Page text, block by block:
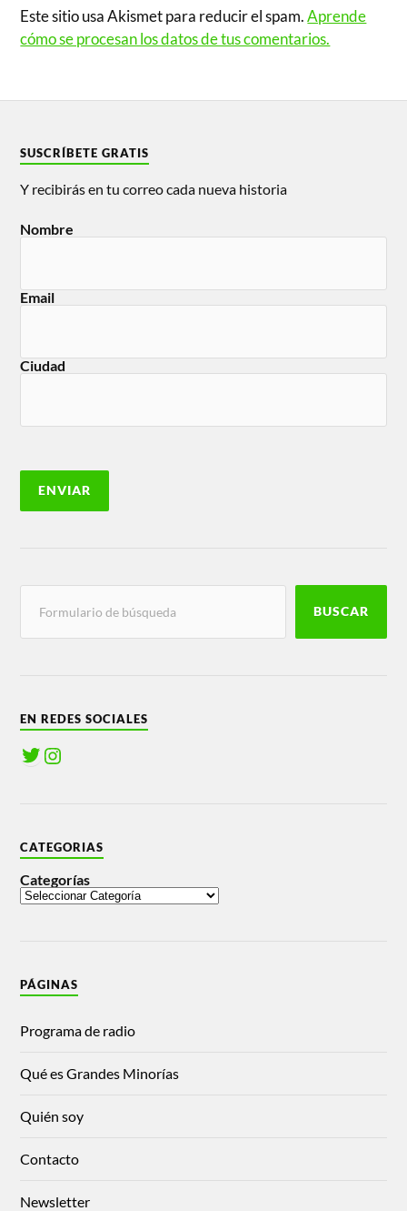
Este sitio usa Akismet para reducir el spam.Aprende
cómo se procesan los datos de tus comentarios.
SUSCRÍBETE GRATIS
Y recibirás en tu correo cada nueva historia
Nombre
Email
Ciudad
BUSCAR
EN REDES SOCIALES
CATEGORIAS
Categorías
PÁGINAS
Programa de radio
Qué es Grandes Minorías
Quién soy
Contacto
Newsletter